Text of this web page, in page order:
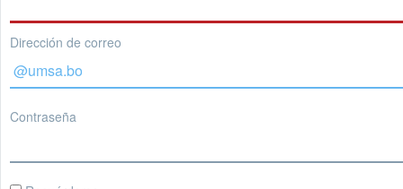
Dirección de correo
Contraseña